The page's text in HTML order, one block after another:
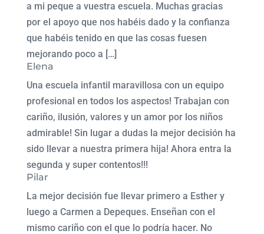
a mi peque a vuestra escuela. Muchas gracias
por el apoyo que nos habéis dado y la confianza
que habéis tenido en que las cosas fuesen
mejorando poco a […]
Elena
Una escuela infantil maravillosa con un equipo
profesional en todos los aspectos! Trabajan con
cariño, ilusión, valores y un amor por los niños
admirable! Sin lugar a dudas la mejor decisión ha
sido llevar a nuestra primera hija! Ahora entra la
segunda y super contentos!!!
Pilar
La mejor decisión fue llevar primero a Esther y
luego a Carmen a Depeques. Enseñan con el
mismo cariño con el que lo podría hacer. No